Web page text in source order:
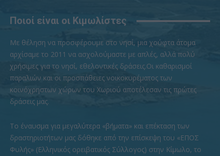
Ποιοί είναι οι Κιμωλίστες
Με θέληση να προσφέρουμε στο νησί, μια χούφτα άτομα
αρχίσαμε το 2011 να ασχολούμαστε με απλές, αλλά πολύ
χρήσιμες για το νησί, εθελοντικές δράσεις.Οι καθαρισμοί
παραλιών και οι προσπάθειες νοικοκυρέματος των
κοινόχρηστων χώρων του Χωριού αποτέλεσαν τις πρώτες
δράσεις μας.
To έναυσμα για μεγαλύτερα «βήματα» και επέκταση των
δραστηριοτήτων μας δόθηκε από την επίσκεψη του «ΕΠΟΣ
Φυλής» (Ελληνικός ορειβατικός Σύλλογος) στην Κίμωλο, το